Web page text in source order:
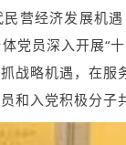
营经济发展机
党员深入开展“
战略机遇，在服
和入党积极分子